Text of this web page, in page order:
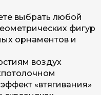
выбрать любой
фигур
орнаментов и
воздух
«втягивания»